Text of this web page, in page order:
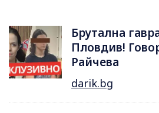
Брутална
Пловдив!
Райчева
darik.bg